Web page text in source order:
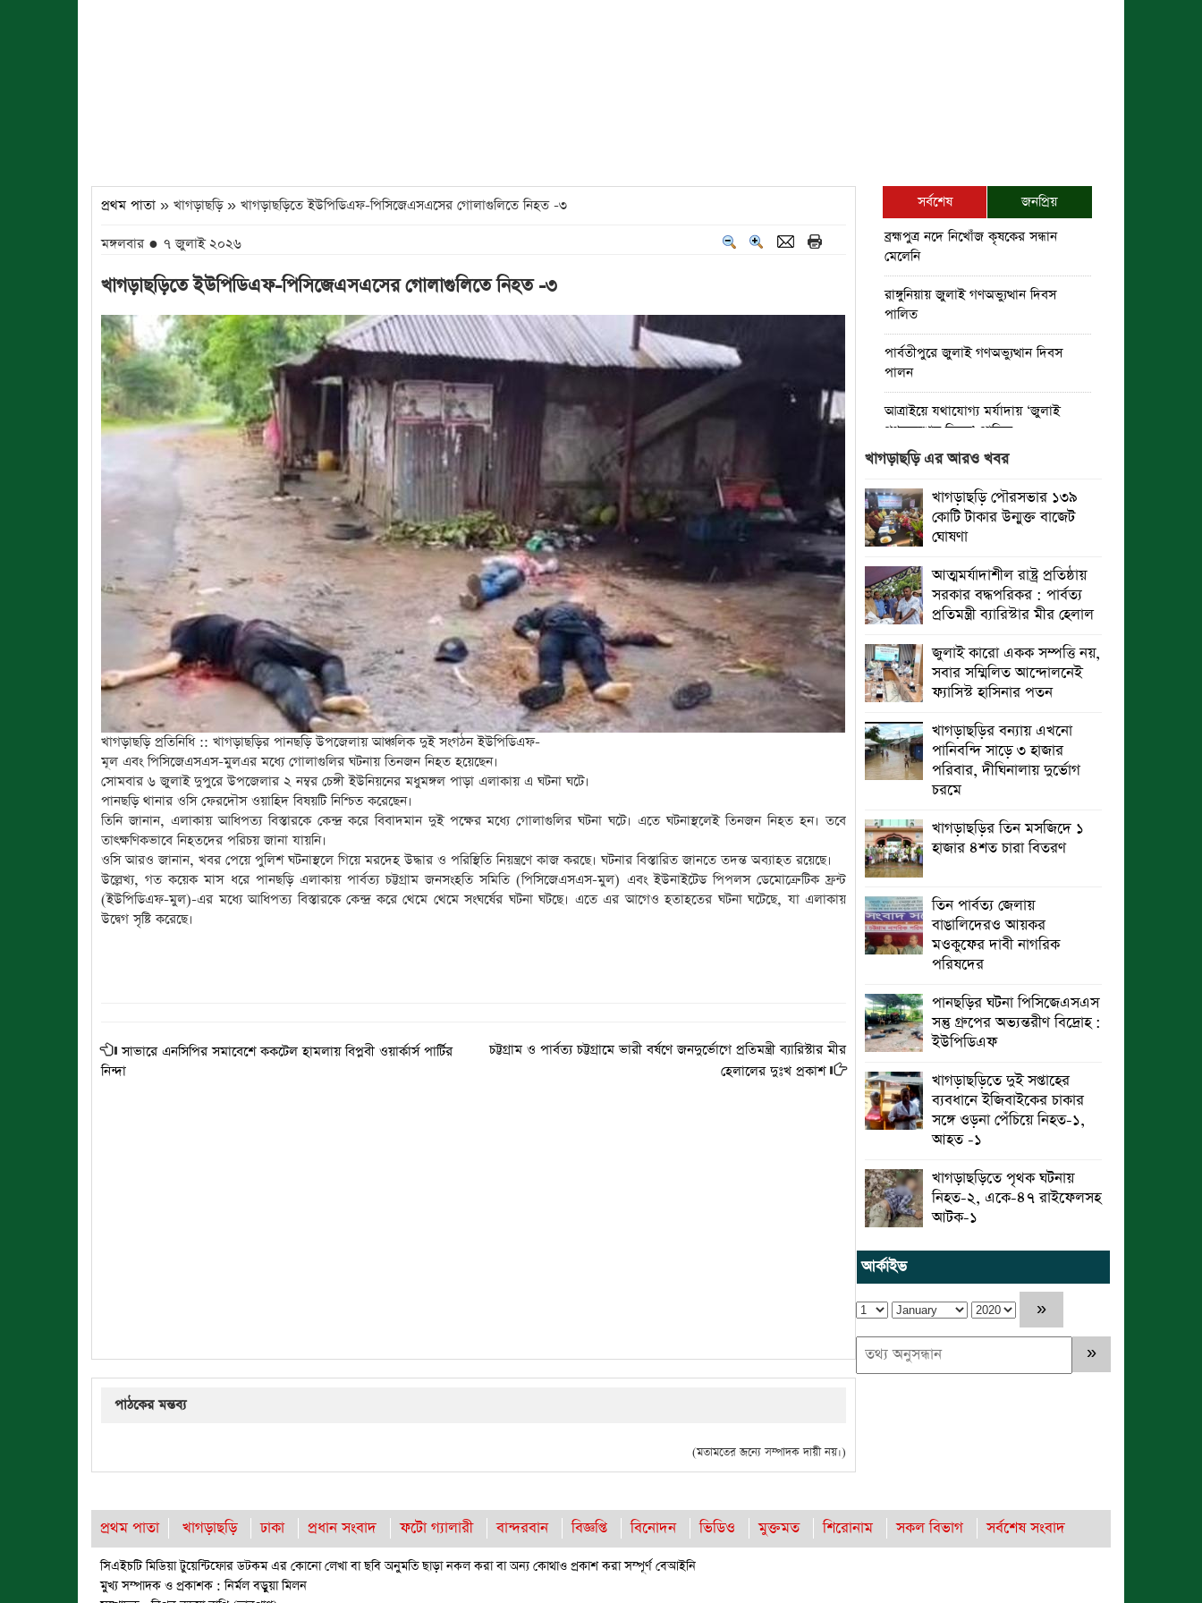
প্রথম পাতা » খাগড়াছড়ি » খাগড়াছড়িতে ইউপিডিএফ-পিসিজেএসএসের গোলাগুলিতে নিহত -৩
মঙ্গলবার ● ৭ জুলাই ২০২৬
খাগড়াছড়িতে ইউপিডিএফ-পিসিজেএসএসের গোলাগুলিতে নিহত -৩
খাগড়াছড়ি প্রতিনিধি :: খাগড়াছড়ির পানছড়ি উপজেলায় আঞ্চলিক দুই সংগঠন ইউপিডিএফ-
মূল এবং পিসিজেএসএস-মুলএর মধ্যে গোলাগুলির ঘটনায় তিনজন নিহত হয়েছেন।
সোমবার ৬ জুলাই দুপুরে উপজেলার ২ নম্বর চেঙ্গী ইউনিয়নের মধুমঙ্গল পাড়া এলাকায় এ ঘটনা ঘটে।
পানছড়ি থানার ওসি ফেরদৌস ওয়াহিদ বিষয়টি নিশ্চিত করেছেন।
তিনি জানান, এলাকায় আধিপত্য বিস্তারকে কেন্দ্র করে বিবাদমান দুই পক্ষের মধ্যে গোলাগুলির ঘটনা ঘটে। এতে ঘটনাস্থলেই তিনজন নিহত হন। তবে
তাৎক্ষণিকভাবে নিহতদের পরিচয় জানা যায়নি।
ওসি আরও জানান, খবর পেয়ে পুলিশ ঘটনাস্থলে গিয়ে মরদেহ উদ্ধার ও পরিস্থিতি নিয়ন্ত্রণে কাজ করছে। ঘটনার বিস্তারিত জানতে তদন্ত অব্যাহত রয়েছে।
উল্লেখ্য, গত কয়েক মাস ধরে পানছড়ি এলাকায় পার্বত্য চট্টগ্রাম জনসংহতি সমিতি (পিসিজেএসএস-মুল) এবং ইউনাইটেড পিপলস ডেমোক্রেটিক ফ্রন্ট
(ইউপিডিএফ-মুল)-এর মধ্যে আধিপত্য বিস্তারকে কেন্দ্র করে থেমে থেমে সংঘর্ষের ঘটনা ঘটছে। এতে এর আগেও হতাহতের ঘটনা ঘটেছে, যা এলাকায়
উদ্বেগ সৃষ্টি করেছে।
সাভারে এনসিপির সমাবেশে ককটেল হামলায় বিপ্লবী ওয়ার্কার্স পার্টির
নিন্দা
চট্টগ্রাম ও পার্বত্য চট্টগ্রামে ভারী বর্ষণে জনদুর্ভোগে প্রতিমন্ত্রী ব্যারিস্টার মীর
হেলালের দুঃখ প্রকাশ
সর্বশেষ
জনপ্রিয়
ব্রহ্মপুত্র নদে নিখোঁজ কৃষকের সন্ধান
মেলেনি
রাঙ্গুনিয়ায় জুলাই গণঅভ্যুত্থান দিবস
পালিত
পার্বতীপুরে জুলাই গণঅভ্যুত্থান দিবস
পালন
আত্রাইয়ে যথাযোগ্য মর্যাদায় ‘জুলাই
গণঅভ্যুত্থান দিবস’ পালিত
ঝালকাঠিতে জুলাই গণঅভ্যুত্থান দিবস
পালিত
রাবিপ্রবি’তে ‘জুলাই গণঅভ্যুত্থান
দিবস-২০২৬’ উদযাপিত
প্রত্যেক অপরাধীর বিচার এ দেশেই হবে,
সে যত শক্তিশালীই হোক না কেন”-
চট্টগ্রামে জুলাই গণঅভ্যুত্থান দিবসে
ব্যারিস্টার মীর হেলাল
গণঅভ্যুত্থানের অর্জন আজ রাজনৈতিক
মাফিয়া ও দুর্বৃত্তায়নের খপ্পরে : আবু হাসান
টিপু
রাঙামাটিতে “ফিরে দেখা রক্তঝরা জুলাই-
আগস্ট প্রত্যাশা আর প্রাপ্তি শীর্ষক
“কথকতা” অনুষ্ঠান অনুষ্ঠিত
ছুটির রাতে খোলা ভূমি অফিস, ভেতরে
তহশিলদার
খাগড়াছড়ি এর আরও খবর
খাগড়াছড়ি পৌরসভার ১৩৯
কোটি টাকার উন্মুক্ত বাজেট
ঘোষণা
আত্মমর্যাদাশীল রাষ্ট্র প্রতিষ্ঠায়
সরকার বদ্ধপরিকর : পার্বত্য
প্রতিমন্ত্রী ব্যারিস্টার মীর হেলাল
জুলাই কারো একক সম্পত্তি নয়,
সবার সম্মিলিত আন্দোলনেই
ফ্যাসিস্ট হাসিনার পতন
খাগড়াছড়ির বন্যায় এখনো
পানিবন্দি সাড়ে ৩ হাজার
পরিবার, দীঘিনালায় দুর্ভোগ
চরমে
খাগড়াছড়ির তিন মসজিদে ১
হাজার ৪শত চারা বিতরণ
তিন পার্বত্য জেলায়
বাঙালিদেরও আয়কর
মওকুফের দাবী নাগরিক
পরিষদের
পানছড়ির ঘটনা পিসিজেএসএস
সন্তু গ্রুপের অভ্যন্তরীণ বিদ্রোহ :
ইউপিডিএফ
খাগড়াছড়িতে দুই সপ্তাহের
ব্যবধানে ইজিবাইকের চাকার
সঙ্গে ওড়না পেঁচিয়ে নিহত-১,
আহত -১
খাগড়াছড়িতে পৃথক ঘটনায়
নিহত-২, একে-৪৭ রাইফেলসহ
আটক-১
আর্কাইভ
পাঠকের মন্তব্য
(মতামতের জন্যে সম্পাদক দায়ী নয়।)
প্রথম পাতা খাগড়াছড়ি ঢাকা প্রধান সংবাদ ফটো গ্যালারী বান্দরবান বিজ্ঞপ্তি বিনোদন ভিডিও মুক্তমত শিরোনাম সকল বিভাগ সর্বশেষ সংবাদ
সিএইচটি মিডিয়া টুয়েন্টিফোর ডটকম এর কোনো লেখা বা ছবি অনুমতি ছাড়া নকল করা বা অন্য কোথাও প্রকাশ করা সম্পূর্ণ বেআইনি
মুখ্য সম্পাদক ও প্রকাশক : নির্মল বড়ুয়া মিলন